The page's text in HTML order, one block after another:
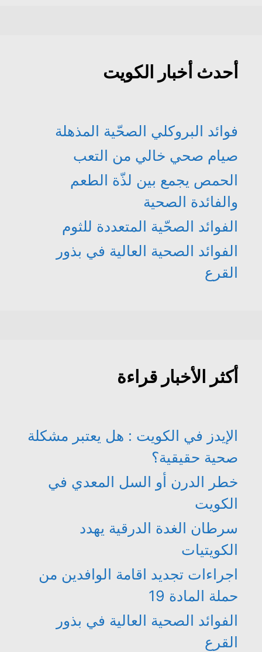
أحدث أخبار الكويت
فوائد البروكلي الصحّية المذهلة
صيام صحي خالي من التعب
الحمص يجمع بين لذّة الطعم
والفائدة الصحية
الفوائد الصحّية المتعددة للثوم
الفوائد الصحية العالية في بذور
القرع
أكثر الأخبار قراءة
الإيدز في الكويت : هل يعتبر مشكلة
صحية حقيقية؟
خطر الدرن أو السل المعدي في
الكويت
سرطان الغدة الدرقية يهدد
الكويتيات
اجراءات تجديد اقامة الوافدين من
حملة المادة 19
الفوائد الصحية العالية في بذور
القرع